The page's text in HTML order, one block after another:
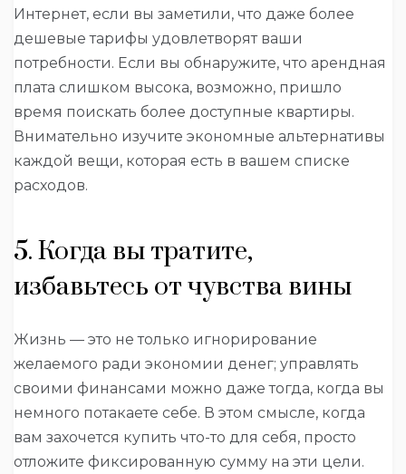
Интернет, если вы заметили, что даже более
дешевые тарифы удовлетворят ваши
потребности. Если вы обнаружите, что арендная
плата слишком высока, возможно, пришло
время поискать более доступные квартиры.
Внимательно изучите экономные альтернативы
каждой вещи, которая есть в вашем списке
расходов.
5. Когда вы тратите,
избавьтесь от чувства вины
Жизнь — это не только игнорирование
желаемого ради экономии денег; управлять
своими финансами можно даже тогда, когда вы
немного потакаете себе. В этом смысле, когда
вам захочется купить что-то для себя, просто
отложите фиксированную сумму на эти цели.